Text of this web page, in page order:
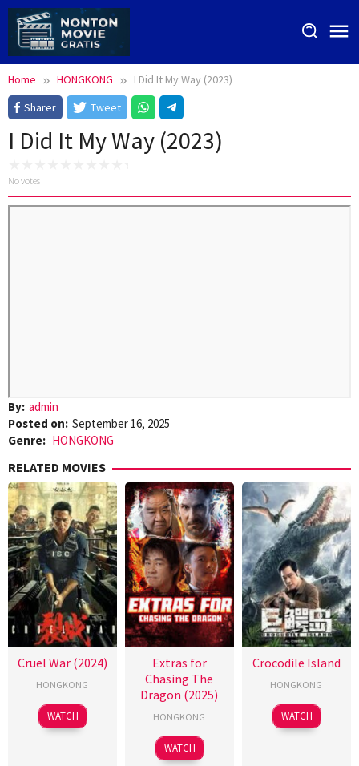
Skip
content
Home HONGKONG
I Did It My Way (2023)
Sharer
Tweet
I Did It My Way (2023)
No votes
By: admin
Posted on: September 16, 2025
Genre: HONGKONG
RELATED MOVIES
Cruel War (2024)
HONGKONG
WATCH
Extras for
Chasing The
Dragon (2025)
HONGKONG
WATCH
Crocodile Island
HONGKONG
WATCH